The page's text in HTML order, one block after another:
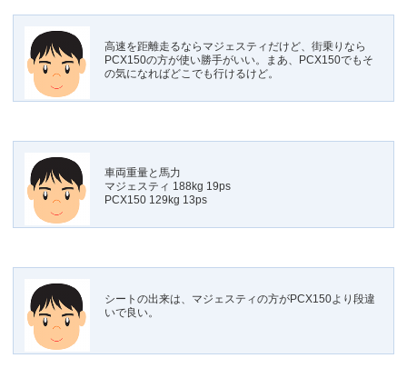
高速を距離走るならマジェスティだけど、街乗りなら
PCX150の方が使い勝手がいい。まあ、PCX150でもそ
の気になればどこでも行けるけど。
車両重量と馬力
マジェスティ 188kg 19ps
PCX150 129kg 13ps
シートの出来は、マジェスティの方がPCX150より段違
いで良い。